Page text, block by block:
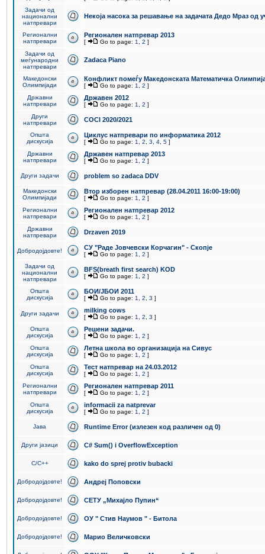
Задачи од
национални
натпревари
Некоја насока за решавање на задачата Дедо Мраз од
Регионални
натпревари
Регионален натпревар 2013
[ Go to page: 1 2 ]
Задачи од
меѓународни
натпревари
Zadaca Piano
Македонски
Олимпијади
Конфликт помеѓу Македонската Математичка
[ Go to page: 1 2 ]
Државни
натпревари
Државен 2012
[ Go to page: 1 2 ]
Други
натпревари
COCI 2020/2021
Општа
дискусија
Циклус натпревари по информатика 2012
[ Go to page: 1 2 3 4 5 ]
Државни
натпревари
Државен натпревар 2013
[ Go to page: 1 2 ]
Други задачи problem so zadaca DDV
Македонски
Олимпијади
Втор изборен натпревар (28.04.2011 16:00-19:00)
[ Go to page: 1 2 ]
Регионални
натпревари
Регионален натпревар 2012
[ Go to page: 1 2 ]
Државни
натпревари
Drzaven 2019
Добродојдовте! СУ "Раде Јовчевски Корчагин" - Скопје
[ Go to page: 1 2 ]
Задачи од
национални
натпревари
BFS(breath first search) KOD
[ Go to page: 1 2 ]
Општа
дискусија
БОИ/ЈБОИ 2011
[ Go to page: 1 2 3 ]
Други задачи milking cows
[ Go to page: 1 2 3 ]
Општа
дискусија
Решени задачи.
[ Go to page: 1 2 ]
Општа
дискусија
Летна школа во организација на Сивус
[ Go to page: 1 2 ]
Општа
дискусија
Тест натпревар на 24.03.2012
[ Go to page: 1 2 ]
Регионални
натпревари
Регионален натпревар 2011
[ Go to page: 1 2 ]
Општа
дискусија
informacii za natprevar
[ Go to page: 1 2 ]
Јава Runtime Error (излезен код различен од 0)
Други јазици C# Sum() i OverflowException
C/C++ kako do sprej protiv bubacki
Добродојдовте! Андреј Поповски
Добродојдовте! СЕТУ „Михајло Пупин“
Добродојдовте! ОУ " Стив Наумов " - Битола
Добродојдовте! Марио Величковски